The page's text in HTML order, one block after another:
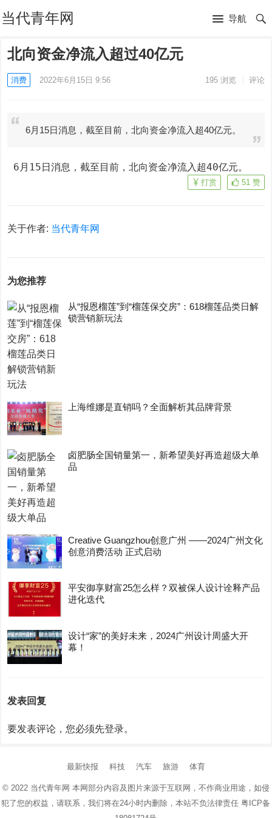
当代青年网 导航
北向资金净流入超过40亿元
消费 2022年6月15日 9:56 195浏览 评论
6月15日消息，截至目前，北向资金净流入超40亿元。
6月15日消息，截至目前，北向资金净流入超40亿元。
51 赞
打赏
关于作者: 当代青年网
为您推荐
从“报恩榴莲”到“榴莲保交房”：618榴莲品类日解
锁营销新玩法
上海维娜是直销吗？全面解析其品牌背景
卤肥肠全国销量第一，新希望美好再造超级大单
品
Creative Guangzhou创意广州 ——2024广州文化
创意消费活动 正式启动
平安御享财富25怎么样？双被保人设计诠释产品
进化迭代
设计“家”的美好未来，2024广州设计周盛大开
幕！
发表回复
要发表评论，您必须先登录。
最新快报 科技 汽车 旅游 体育
© 2022 当代青年网 本网部分内容及图片来源于互联网，不作商业用途，如侵
犯了您的权益，请联系，我们将在24小时内删除，本站不负法律责任粤ICP备